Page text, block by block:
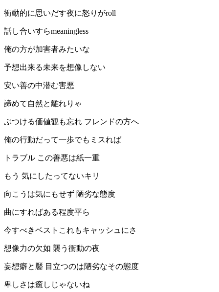
衝動的に思いだす夜に怒りがroll
話し合いすらmeaningless
俺の方が加害者みたいな
予想出来る未来を想像しない
安い善の中潜む害悪
諦めて自然と離れりゃ
ぶつける価値観も忘れ フレンドの方へ
俺の行動だって一歩でもミスれば
トラブル この善悪は紙一重
もう 気にしたってないキリ
向こうは気にもせず 陋劣な態度
曲にすればある程度平ら
今すべきベストこれもキャッシュにさ
想像力の欠如 襲う衝動の夜
妄想癖と靨 目立つのは陋劣なその態度
卑しさは癒しじゃないね